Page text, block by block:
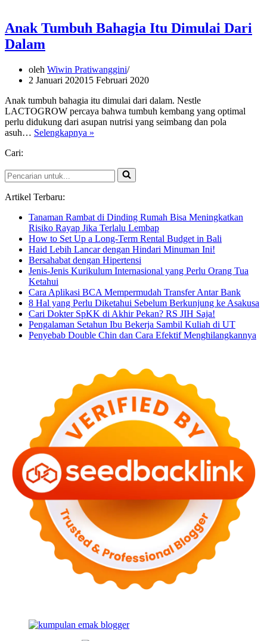
Anak Tumbuh Bahagia Itu Dimulai Dari
Dalam
oleh Wiwin Pratiwanggini
2 Januari 202015 Februari 2020
Anak tumbuh bahagia itu dimulai dari dalam. Nestle
LACTOGROW percaya bahwa tumbuh kembang yang optimal
perlu didukung dari asupan nutrisi yang seimbang dan pola
asuh… Selengkapnya »
Dimulai
Dari
Cari:
Pencarian
untuk...
Artikel Terbaru:
Tanaman Rambat di Dinding Rumah Bisa Meningkatkan
Risiko Rayap Jika Terlalu Lembap
How to Set Up a Long-Term Rental Budget in Bali
Haid Lebih Lancar dengan Hindari Minuman Ini!
Bersahabat dengan Hipertensi
Jenis-Jenis Kurikulum Internasional yang Perlu Orang Tua
Ketahui
Cara Aplikasi BCA Mempermudah Transfer Antar Bank
8 Hal yang Perlu Diketahui Sebelum Berkunjung ke Asakusa
Cari Dokter SpKK di Akhir Pekan? RS JIH Saja!
Pengalaman Setahun Ibu Bekerja Sambil Kuliah di UT
Penyebab Double Chin dan Cara Efektif Menghilangkannya